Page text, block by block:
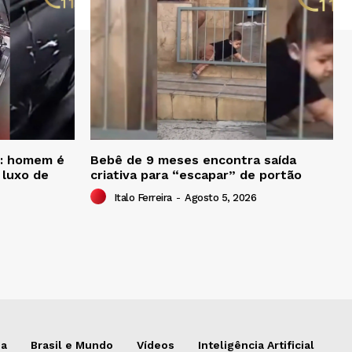
homem é
de
Bebê de 9 meses encontra saída
criativa para “escapar” de portão
Italo Ferreira - Agosto 5, 2026
Brasil e Mundo Vídeos Inteligência Artificial